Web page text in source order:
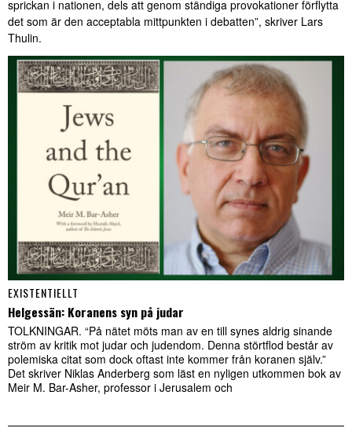
sprickan i nationen, dels att genom ständiga provokationer förflytta
det som är den acceptabla mittpunkten i debatten”, skriver Lars
Thulin.
EXISTENTIELLT
Helgessän: Koranens syn på judar
TOLKNINGAR. “På nätet möts man av en till synes aldrig sinande
ström av kritik mot judar och judendom. Denna störtflod består av
polemiska citat som dock oftast inte kommer från koranen själv.”
Det skriver Niklas Anderberg som läst en nyligen utkommen bok av
Meir M. Bar-Asher, professor i Jerusalem och